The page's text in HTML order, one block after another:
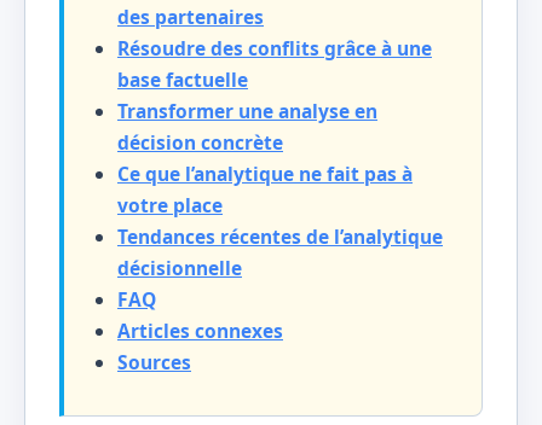
des partenaires
Résoudre des conflits grâce à une
base factuelle
Transformer une analyse en
décision concrète
Ce que l’analytique ne fait pas à
votre place
Tendances récentes de l’analytique
décisionnelle
FAQ
Articles connexes
Sources